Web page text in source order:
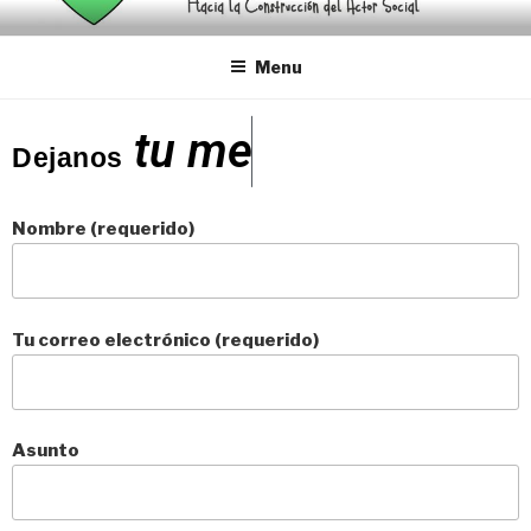
I ENCUENTRO
LATINOAMERICANO DE
COOPERACIÓN SOCIAL Y
ECONOMÍA SOLIDARIA
Menu
Dejanos tu me
Nombre (requerido)
Tu correo electrónico (requerido)
Asunto